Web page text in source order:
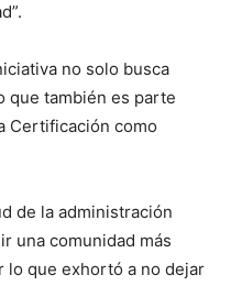
no solo busca
que también es parte
Certificación como
de la administración
una comunidad más
lo que exhortó a no dejar